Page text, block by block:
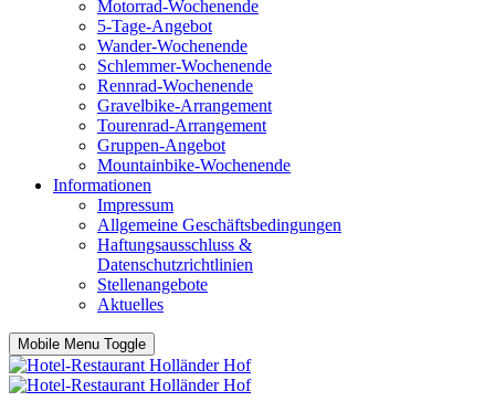
Motorrad-Wochenende
5-Tage-Angebot
Wander-Wochenende
Schlemmer-Wochenende
Rennrad-Wochenende
Gravelbike-Arrangement
Tourenrad-Arrangement
Gruppen-Angebot
Mountainbike-Wochenende
Informationen
Impressum
Allgemeine Geschäftsbedingungen
Haftungsausschluss &
Datenschutzrichtlinien
Stellenangebote
Aktuelles
Mobile Menu Toggle